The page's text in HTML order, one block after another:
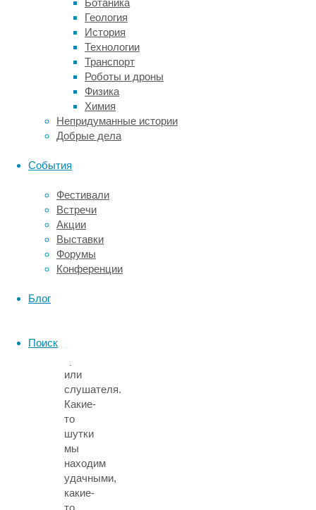
Ботаника
Геология
История
Технологии
Транспорт
Роботы и дроны
Физика
Химия
Непридуманные истории
Добрые дела
События
Фестивали
Встречи
Акции
Выставки
Форумы
Конференции
Блог
Поиск
анекдоты,
последние
годы
картинки-
мемы
–
неотъемлемая
массовой
причем
основным
посылом
перечисленных
культурных
явлений
или
слушателя.
Какие-
то
шутки
мы
находим
удачными,
какие-
то